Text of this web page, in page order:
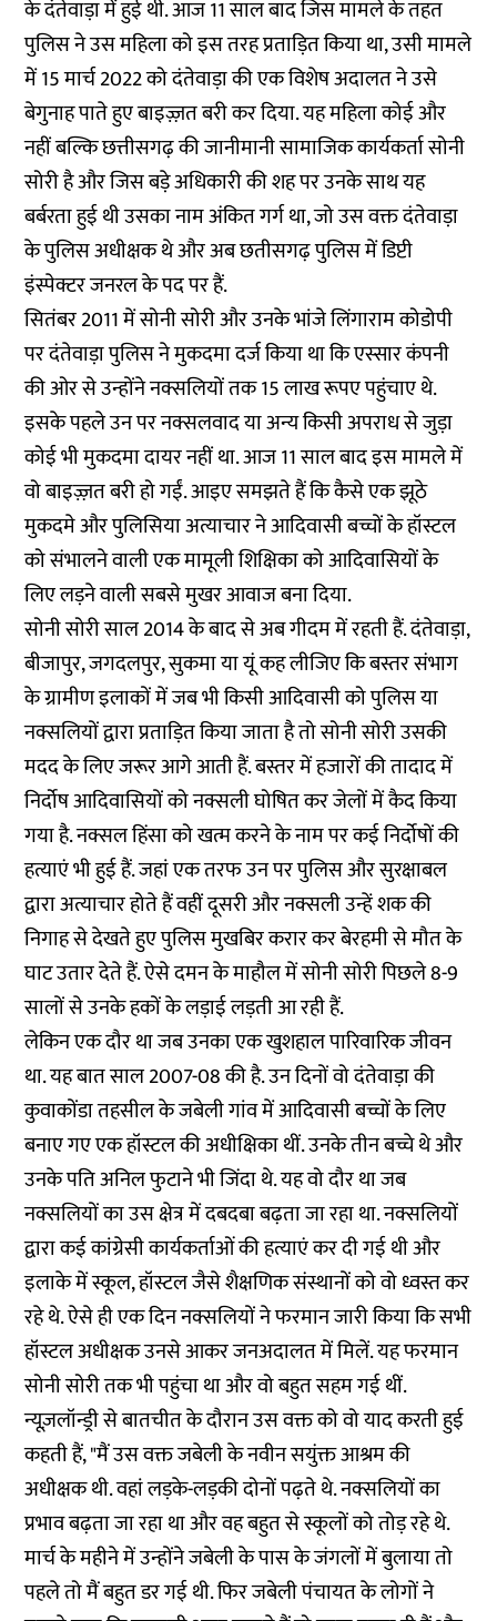
के दंतेवाड़ा में हुई थी. आज 11 साल बाद जिस मामले के तहत
पुलिस ने उस महिला को इस तरह प्रताड़ित किया था, उसी मामले
में 15 मार्च 2022 को दंतेवाड़ा की एक विशेष अदालत ने उसे
बेगुनाह पाते हुए बाइज़्ज़त बरी कर दिया. यह महिला कोई और
नहीं बल्कि छत्तीसगढ़ की जानीमानी सामाजिक कार्यकर्ता सोनी
सोरी है और जिस बड़े अधिकारी की शह पर उनके साथ यह
बर्बरता हुई थी उसका नाम अंकित गर्ग था, जो उस वक्त दंतेवाड़ा
के पुलिस अधीक्षक थे और अब छतीसगढ़ पुलिस में डिप्टी
इंस्पेक्टर जनरल के पद पर हैं.
सितंबर 2011 में सोनी सोरी और उनके भांजे लिंगाराम कोडोपी
पर दंतेवाड़ा पुलिस ने मुकदमा दर्ज किया था कि एस्सार कंपनी
की ओर से उन्होंने नक्सलियों तक 15 लाख रूपए पहुंचाए थे.
इसके पहले उन पर नक्सलवाद या अन्य किसी अपराध से जुड़ा
कोई भी मुकदमा दायर नहीं था. आज 11 साल बाद इस मामले में
वो बाइज़्ज़त बरी हो गईं. आइए समझते हैं कि कैसे एक झूठे
मुकदमे और पुलिसिया अत्याचार ने आदिवासी बच्चों के हॉस्टल
को संभालने वाली एक मामूली शिक्षिका को आदिवासियों के
लिए लड़ने वाली सबसे मुखर आवाज बना दिया.
सोनी सोरी साल 2014 के बाद से अब गीदम में रहती हैं. दंतेवाड़ा,
बीजापुर, जगदलपुर, सुकमा या यूं कह लीजिए कि बस्तर संभाग
के ग्रामीण इलाकों में जब भी किसी आदिवासी को पुलिस या
नक्सलियों द्वारा प्रताड़ित किया जाता है तो सोनी सोरी उसकी
मदद के लिए जरूर आगे आती हैं. बस्तर में हजारों की तादाद में
निर्दोष आदिवासियों को नक्सली घोषित कर जेलों में कैद किया
गया है. नक्सल हिंसा को खत्म करने के नाम पर कई निर्दोषों की
हत्याएं भी हुई हैं. जहां एक तरफ उन पर पुलिस और सुरक्षाबल
द्वारा अत्याचार होते हैं वहीं दूसरी और नक्सली उन्हें शक की
निगाह से देखते हुए पुलिस मुखबिर करार कर बेरहमी से मौत के
घाट उतार देते हैं. ऐसे दमन के माहौल में सोनी सोरी पिछले 8-9
सालों से उनके हकों के लड़ाई लड़ती आ रही हैं.
लेकिन एक दौर था जब उनका एक खुशहाल पारिवारिक जीवन
था. यह बात साल 2007-08 की है. उन दिनों वो दंतेवाड़ा की
कुवाकोंडा तहसील के जबेली गांव में आदिवासी बच्चों के लिए
बनाए गए एक हॉस्टल की अधीक्षिका थीं. उनके तीन बच्चे थे और
उनके पति अनिल फुटाने भी जिंदा थे. यह वो दौर था जब
नक्सलियों का उस क्षेत्र में दबदबा बढ़ता जा रहा था. नक्सलियों
द्वारा कई कांग्रेसी कार्यकर्ताओं की हत्याएं कर दी गई थी और
इलाके में स्कूल, हॉस्टल जैसे शैक्षणिक संस्थानों को वो ध्वस्त कर
रहे थे. ऐसे ही एक दिन नक्सलियों ने फरमान जारी किया कि सभी
हॉस्टल अधीक्षक उनसे आकर जनअदालत में मिलें. यह फरमान
सोनी सोरी तक भी पहुंचा था और वो बहुत सहम गई थीं.
न्यूज़लॉन्ड्री से बातचीत के दौरान उस वक्त को वो याद करती हुई
कहती हैं, "मैं उस वक्त जबेली के नवीन सयुंक्त आश्रम की
अधीक्षक थी. वहां लड़के-लड़की दोनों पढ़ते थे. नक्सलियों का
प्रभाव बढ़ता जा रहा था और वह बहुत से स्कूलों को तोड़ रहे थे.
मार्च के महीने में उन्होंने जबेली के पास के जंगलों में बुलाया तो
पहले तो मैं बहुत डर गई थी. फिर जबेली पंचायत के लोगों ने